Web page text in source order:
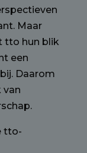
Maar
tto hun blik
een
Daarom
van
tto-